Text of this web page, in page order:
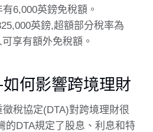
6,000英鎊免稅額。
英鎊,超額部分稅率為
享有額外免稅額。
何影響跨境理財
稅協定(DTA)對跨境理財很
的DTA規定了股息、利息和特